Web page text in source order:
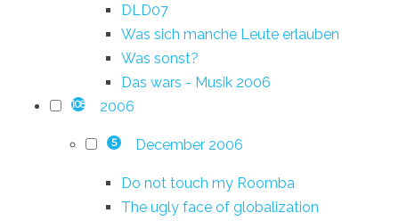
DLD07
Was sich manche Leute erlauben
Was sonst?
Das wars - Musik 2006
108 2006
5 December 2006
Do not touch my Roomba
The ugly face of globalization